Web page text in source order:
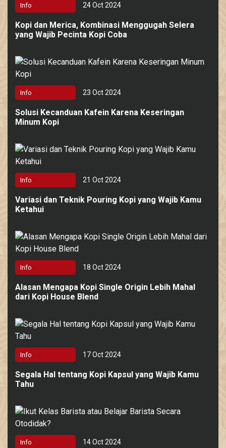
Info 24 Oct 2024
Kopi dan Merica, Kombinasi Menggugah Selera
yang Wajib Pecinta Kopi Coba
Info 23 Oct 2024
Solusi Kecanduan Kafein Karena Keseringan
Minum Kopi
Info 21 Oct 2024
Variasi dan Teknik Pouring Kopi yang Wajib Kamu
Ketahui
Info 18 Oct 2024
Alasan Mengapa Kopi Single Origin Lebih Mahal
dari Kopi House Blend
Info 17 Oct 2024
Segala Hal tentang Kopi Kapsul yang Wajib Kamu
Tahu
Info 14 Oct 2024